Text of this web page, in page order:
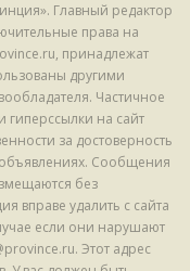
Главный редактор
права на
принадлежат
другими
Частичное
на сайт
за достоверность
Сообщения
без
вправе удалить с сайта
если они нарушают
Этот адрес